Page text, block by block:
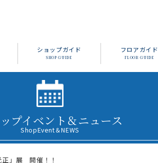
ショップガイド
SHOP GUIDE
フロアガイド
FLOOR GUIDE
プイベント＆ニュース
ShopEvent＆NEWS
正」展 開催！！